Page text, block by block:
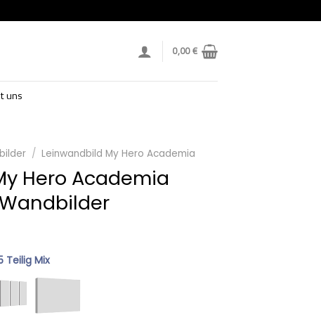
0,00€
uns
/ Leinwandbild My Hero Academia
Hero Academia
Teilig Mix